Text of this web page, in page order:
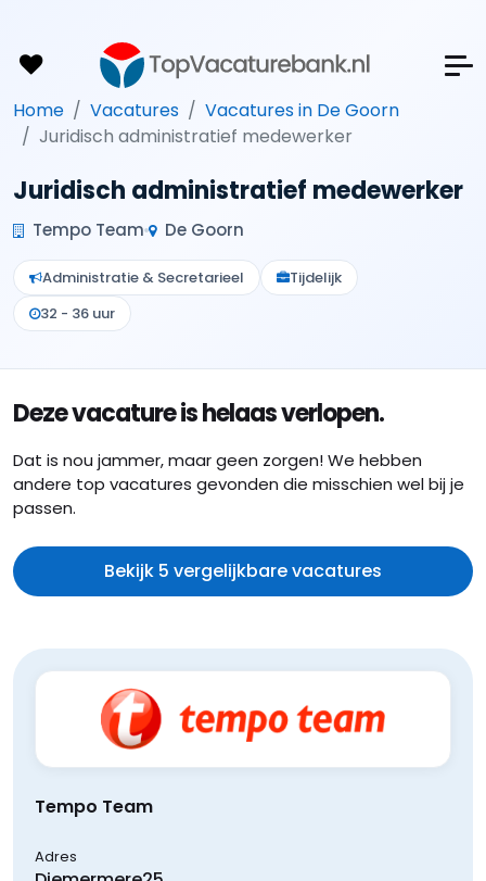
Home Vacatures
Vacatures in De Goorn
Juridisch administratief medewerker
Juridisch administratief medewerker
Tempo Team De Goorn
Administratie & Secretarieel
Tijdelijk
32 - 36 uur
Deze vacature is helaas verlopen.
Dat is nou jammer, maar geen zorgen! We hebben
andere top vacatures gevonden die misschien wel bij je
passen.
Bekijk 5 vergelijkbare vacatures
Tempo Team
Adres